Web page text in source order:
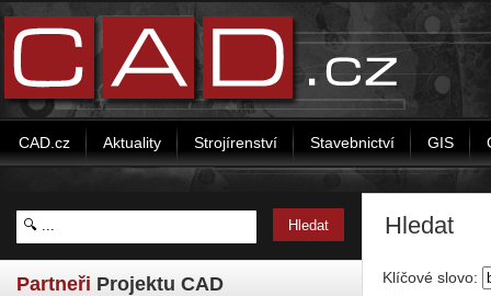
CAD.cz Aktuality Strojírenství Stavebnictví GIS
Partneři Projektu CAD
Hledat
Klíčové slovo: